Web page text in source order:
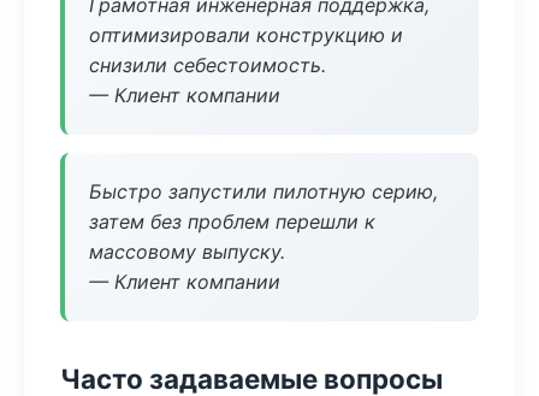
Грамотная инженерная поддержка,
оптимизировали конструкцию и
снизили себестоимость.
— Клиент компании
Быстро запустили пилотную серию,
затем без проблем перешли к
массовому выпуску.
— Клиент компании
Часто задаваемые вопросы